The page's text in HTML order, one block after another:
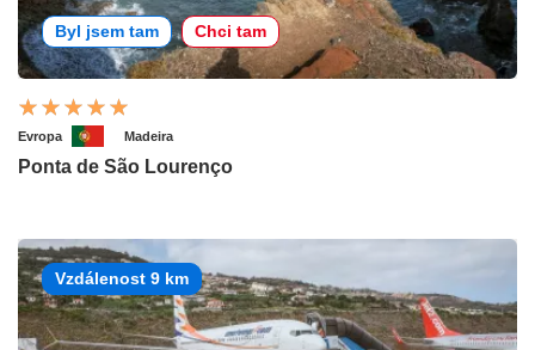
Byl jsem tam Chci tam
Evropa Madeira
Ponta de São Lourenço
Vzdálenost 9 km